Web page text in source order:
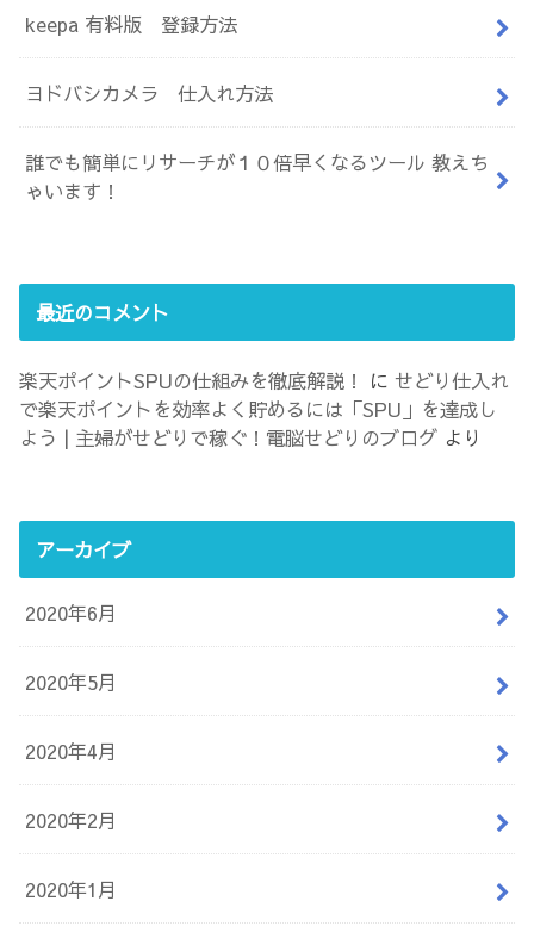
keepa 有料版 登録方法
ヨドバシカメラ 仕入れ方法
誰でも簡単にリサーチが１０倍早くなるツール 教えち
ゃいます！
最近のコメント
楽天ポイントSPUの仕組みを徹底解説！ にせどり仕入れ
で楽天ポイントを効率よく貯めるには「SPU」を達成し
よう | 主婦がせどりで稼ぐ！電脳せどりのブログ より
アーカイブ
2020年6月
2020年5月
2020年4月
2020年2月
2020年1月